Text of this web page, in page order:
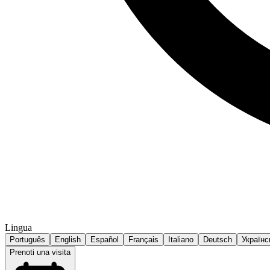
Lingua
Português English Español Français Italiano Deutsch
Prenoti una visita